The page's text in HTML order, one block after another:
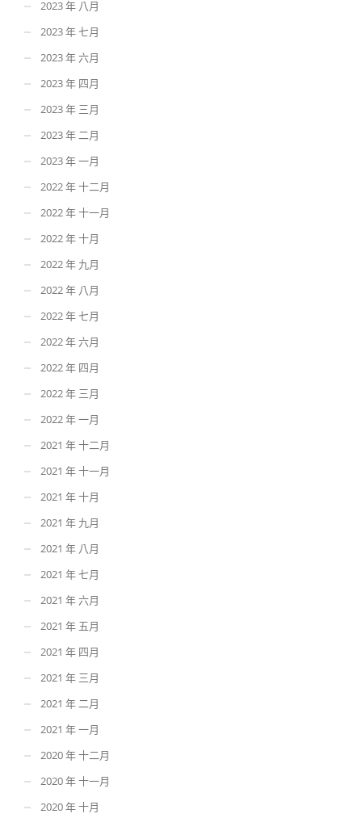
2023 年 八月
2023 年 七月
2023 年 六月
2023 年 四月
2023 年 三月
2023 年 二月
2023 年 一月
2022 年 十二月
2022 年 十一月
2022 年 十月
2022 年 九月
2022 年 八月
2022 年 七月
2022 年 六月
2022 年 四月
2022 年 三月
2022 年 一月
2021 年 十二月
2021 年 十一月
2021 年 十月
2021 年 九月
2021 年 八月
2021 年 七月
2021 年 六月
2021 年 五月
2021 年 四月
2021 年 三月
2021 年 二月
2021 年 一月
2020 年 十二月
2020 年 十一月
2020 年 十月